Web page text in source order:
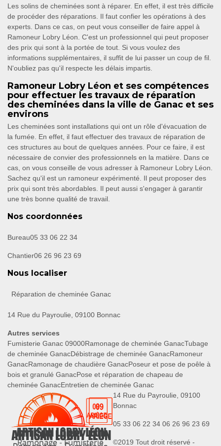
Les solins de cheminées sont à réparer. En effet, il est très difficile
de procéder des réparations. Il faut confier les opérations à des
experts. Dans ce cas, on peut vous conseiller de faire appel à
Ramoneur Lobry Léon. C'est un professionnel qui peut proposer
des prix qui sont à la portée de tout. Si vous voulez des
informations supplémentaires, il suffit de lui passer un coup de fil.
N'oubliez pas qu'il respecte les délais impartis.
Ramoneur Lobry Léon et ses compétences
pour effectuer les travaux de réparation
des cheminées dans la ville de Ganac et ses
environs
Les cheminées sont installations qui ont un rôle d'évacuation de
la fumée. En effet, il faut effectuer des travaux de réparation de
ces structures au bout de quelques années. Pour ce faire, il est
nécessaire de convier des professionnels en la matière. Dans ce
cas, on vous conseille de vous adresser à Ramoneur Lobry Léon.
Sachez qu'il est un ramoneur expérimenté. Il peut proposer des
prix qui sont très abordables. Il peut aussi s'engager à garantir
une très bonne qualité de travail.
Nos coordonnées
Bureau05 33 06 22 34
Chantier06 26 96 23 69
Nous localiser
Réparation de cheminée Ganac
14 Rue du Payroulie, 09100 Bonnac
Autres services
Fumisterie Ganac 09000Ramonage de cheminée GanacTubage
de cheminée GanacDébistrage de cheminée GanacRamoneur
GanacRamonage de chaudière GanacPoseur et pose de poêle à
bois et granulé GanacPose et réparation de chapeau de
cheminée GanacEntretien de cheminée Ganac
14 Rue du Payroulie, 09100
Bonnac
05 33 06 22 34 06 26 96 23 69
©2019 Tout droit réservé -